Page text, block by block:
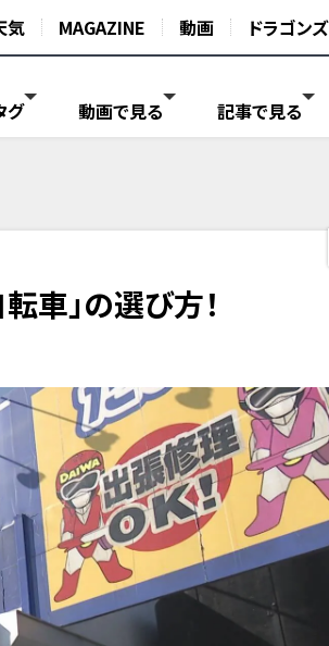
気 MAGAZINE 動画 ドラゴンズ
グ 動画で見る 記事で見る
車」の選び方！